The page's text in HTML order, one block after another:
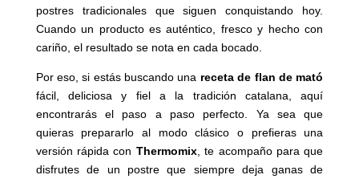
postres tradicionales que siguen conquistando hoy.
Cuando un producto es auténtico, fresco y hecho con
cariño, el resultado se nota en cada bocado.
Por eso, si estás buscando una receta de flan de mató
fácil, deliciosa y fiel a la tradición catalana, aquí
encontrarás el paso a paso perfecto. Ya sea que
quieras prepararlo al modo clásico o prefieras una
versión rápida con Thermomix, te acompaño para que
disfrutes de un postre que siempre deja ganas de